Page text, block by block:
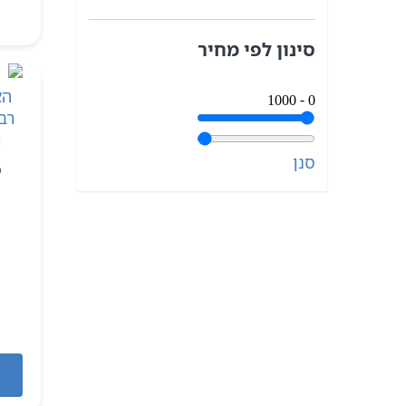
סינון לפי מחיר
0
‐
1000
סנן